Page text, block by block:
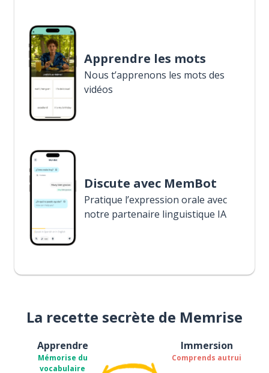
Apprendre les mots
Nous t’apprenons les mots des
vidéos
Discute avec MemBot
Pratique l’expression orale avec
notre partenaire linguistique IA
La recette secrète de Memrise
Apprendre
Mémorise du
vocabulaire
Immersion
Comprends autrui